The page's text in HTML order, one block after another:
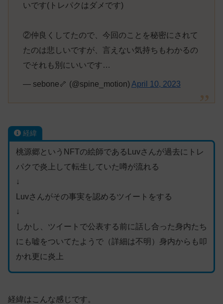
いです(トレパクはダメです)
②仲良くしてたので、今回のことを秘密にされて
たのは悲しいですが、言えない気持ちもわかるの
でそれも別にいいです…
— sebone🦴 (@spine_motion) April 10, 2023
経緯
桃源郷というNFTの絵師であるLuvさんが過去にトレ
パクで炎上して転生していた噂が流れる
↓
Luvさんがその事実を認めるツイートをする
↓
しかし、ツイートで公表する前に話し合った身内たち
にも嘘をついてたようで（詳細は不明）身内からも叩
かれ更に炎上
経緯はこんな感じです。